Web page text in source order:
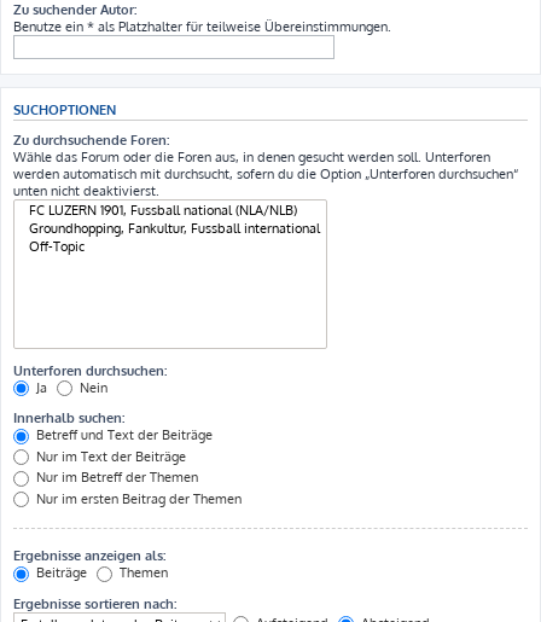
Zu suchender Autor:
Benutze ein * als Platzhalter für teilweise Übereinstimmungen.
SUCHOPTIONEN
Zu durchsuchende Foren:
Wähle das Forum oder die Foren aus, in denen gesucht werden soll. Unterforen
werden automatisch mit durchsucht, sofern du die Option „Unterforen durchsuchen“
unten nicht deaktivierst.
Unterforen durchsuchen:
Ja
Nein
Innerhalb suchen:
Betreff und Text der Beiträge
Nur im Text der Beiträge
Nur im Betreff der Themen
Nur im ersten Beitrag der Themen
Ergebnisse anzeigen als:
Beiträge
Themen
Ergebnisse sortieren nach: